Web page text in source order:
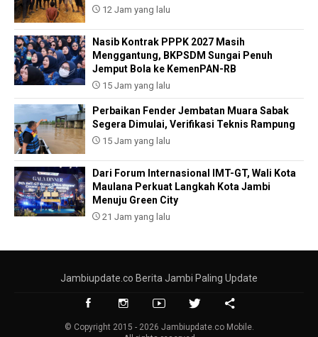
12 Jam yang lalu
Nasib Kontrak PPPK 2027 Masih
Menggantung, BKPSDM Sungai Penuh
Jemput Bola ke KemenPAN-RB
15 Jam yang lalu
Perbaikan Fender Jembatan Muara Sabak
Segera Dimulai, Verifikasi Teknis Rampung
15 Jam yang lalu
Dari Forum Internasional IMT-GT, Wali Kota
Maulana Perkuat Langkah Kota Jambi
Menuju Green City
21 Jam yang lalu
Jambiupdate.co Berita Jambi Paling Update
© Copyright 2015 - 2026 Jambiupdate.co Mobile.